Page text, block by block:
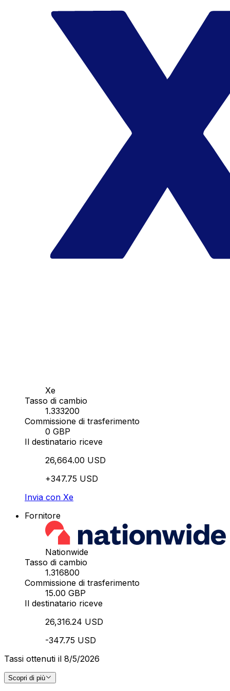
Xe
Tasso di cambio
1.333200
Commissione di trasferimento
0 GBP
Il destinatario riceve
26,664.00 USD
+347.75 USD
Invia con Xe
Fornitore
Nationwide
Tasso di cambio
1.316800
Commissione di trasferimento
15.00 GBP
Il destinatario riceve
26,316.24 USD
-347.75 USD
Tassi ottenuti il 8/5/2026
Scopri di più